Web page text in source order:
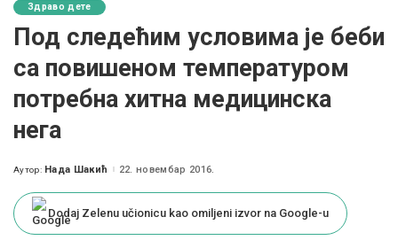
Здраво дете
Под следећим условима је беби
са повишеном температуром
потребна хитна медицинска
нега
Posted
Аутор: Нада Шакић 22. новембар 2016.
Dodaj Zelenu učionicu kao omiljeni izvor na Google-u